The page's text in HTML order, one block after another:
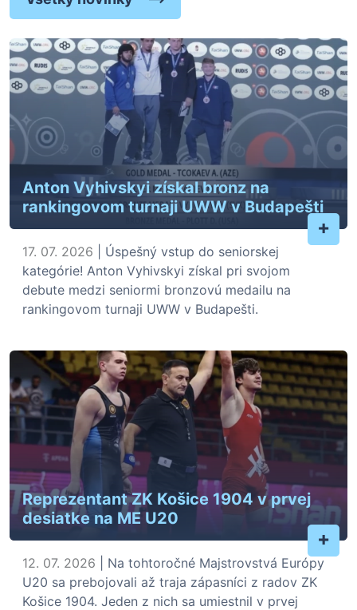
Anton Vyhivskyi získal bronz na
rankingovom turnaji UWW v Budapešti
+
17. 07. 2026 | Úspešný vstup do seniorskej
kategórie! Anton Vyhivskyi získal pri svojom
debute medzi seniormi bronzovú medailu na
rankingovom turnaji UWW v Budapešti.
Reprezentant ZK Košice 1904 v prvej
desiatke na ME U20
+
12. 07. 2026 | Na tohtoročné Majstrovstvá Európy
U20 sa prebojovali až traja zápasníci z radov ZK
Košice 1904. Jeden z nich sa umiestnil v prvej